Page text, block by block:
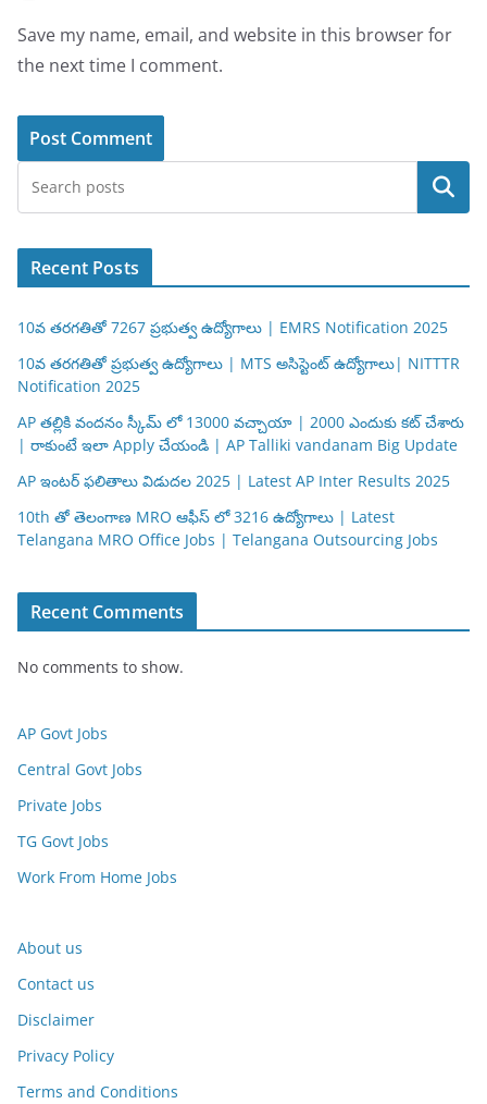
Save my name, email, and website in this browser for
the next time I comment.
Search
Recent Posts
10వ తరగతితో 7267 ప్రభుత్వ ఉద్యోగాలు | EMRS Notification 2025
10వ తరగతితో ప్రభుత్వ ఉద్యోగాలు | MTS అసిస్టెంట్ ఉద్యోగాలు| NITTTR
Notification 2025
AP తల్లికి వందనం స్కీమ్ లో 13000 వచ్చాయా | 2000 ఎందుకు కట్ చేశారు
| రాకుంటే ఇలా Apply చేయండి | AP Talliki vandanam Big Update
AP ఇంటర్ ఫలితాలు విడుదల 2025 | Latest AP Inter Results 2025
10th తో తెలంగాణ MRO ఆఫీస్ లో 3216 ఉద్యోగాలు | Latest
Telangana MRO Office Jobs | Telangana Outsourcing Jobs
Recent Comments
No comments to show.
AP Govt Jobs
Central Govt Jobs
Private Jobs
TG Govt Jobs
Work From Home Jobs
About us
Contact us
Disclaimer
Privacy Policy
Terms and Conditions